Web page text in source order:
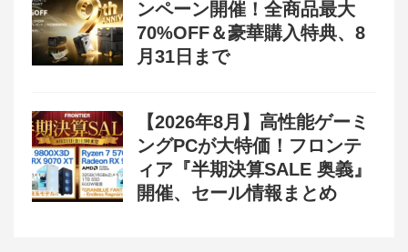
ンペーン開催！全商品最大
70%OFF＆豪華購入特典、8
月31日まで
【2026年8月】高性能ゲーミ
ングPCが大特価！フロンテ
ィア『半期決算SALE 奥義』
開催、セール情報まとめ